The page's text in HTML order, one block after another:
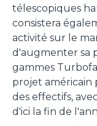
télescopiques
consistera
activité sur le
d'augmenter sa
gammes
projet américain
des effectifs,
d'ici la fin de